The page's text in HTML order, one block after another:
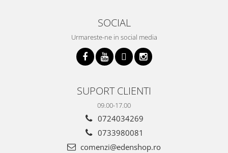
SOCIAL
Urmareste-ne in social media
SUPORT CLIENTI
09.00-17.00
0724034269
0733980081
comenzi@edenshop.ro